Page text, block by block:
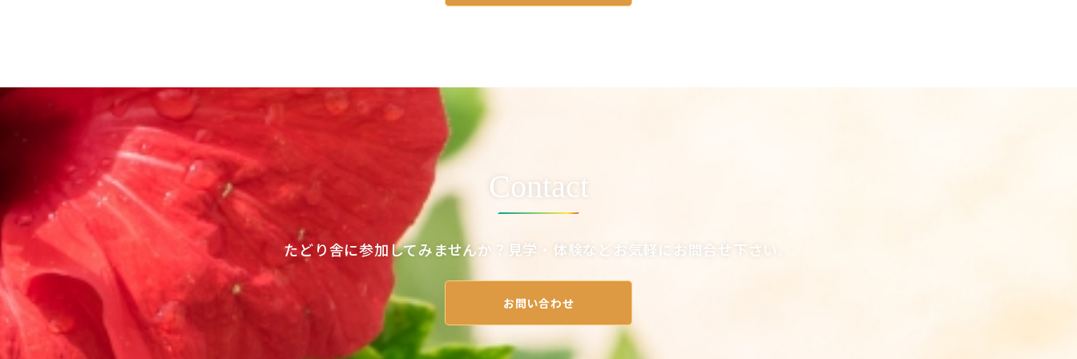
Contact
たどり舎に参加してみませんか？見学・体験などお気軽にお問合せ下さい。
お問い合わせ